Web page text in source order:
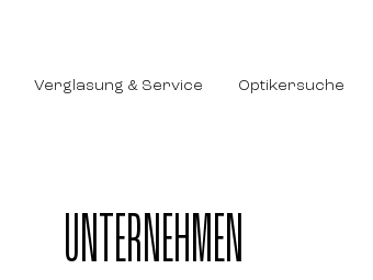
Verglasung & Service Optikersuche
UNTERNEHMEN